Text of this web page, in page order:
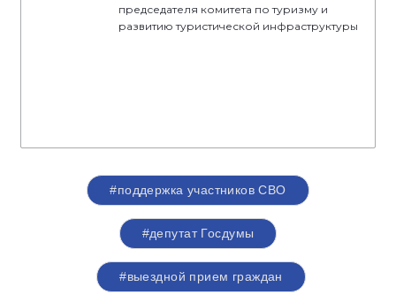
председателя комитета по туризму и
развитию туристической инфраструктуры
#поддержка участников СВО
#депутат Госдумы
#выездной прием граждан